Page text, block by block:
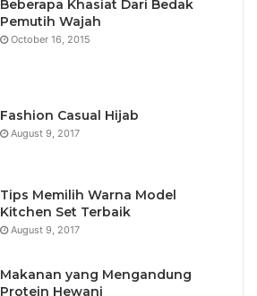
Beberapa Khasiat Dari Bedak
Pemutih Wajah
October 16, 2015
Fashion Casual Hijab
August 9, 2017
Tips Memilih Warna Model
Kitchen Set Terbaik
August 9, 2017
Makanan yang Mengandung
Protein Hewani